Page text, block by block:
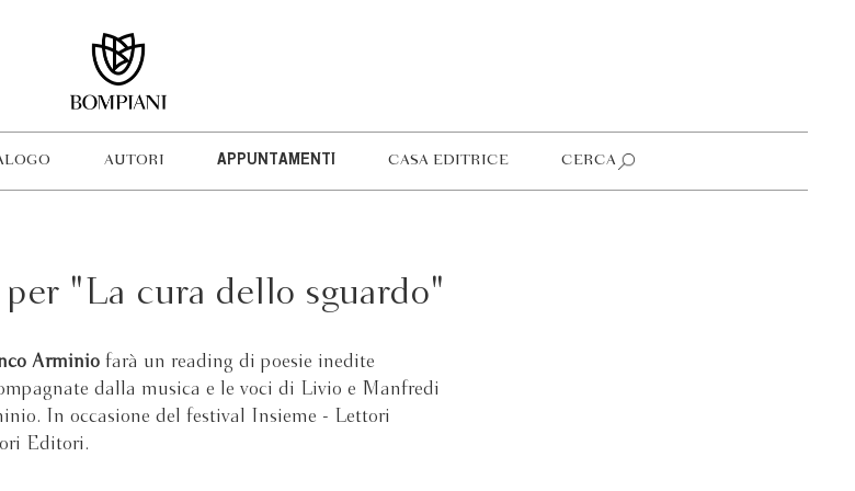
AUTORI APPUNTAMENTI CASA EDITRICE CERCA
"La cura dello sguardo"
Arminio farà un reading di poesie inedite
dalla musica e le voci di Livio e Manfredi
In occasione del festival Insieme - Lettori
Editori.